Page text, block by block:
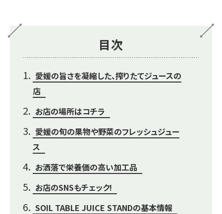
目次
愛媛の旨さを凝縮した、搾りたてジュースの
店
お店の場所はコチラ
愛媛の旬の果物や野菜のフレッシュジュー
ス
お洒落で栄養価の高い加工品
お店のSNSもチェック!
SOIL TABLE JUICE STANDの基本情報